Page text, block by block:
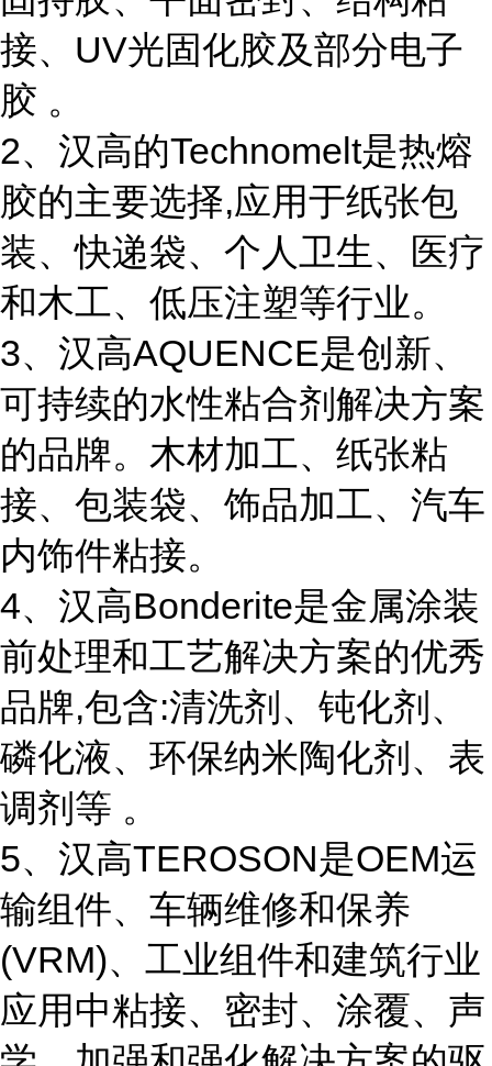
接、UV光固化胶及部分电子
胶 。
2、汉高的Technomelt是热熔
胶的主要选择,应用于纸张包
装、快递袋、个人卫生、医疗
和木工、低压注塑等行业。
3、汉高AQUENCE是创新、
可持续的水性粘合剂解决方案
的品牌。木材加工、纸张粘
接、包装袋、饰品加工、汽车
内饰件粘接。
4、汉高Bonderite是金属涂装
前处理和工艺解决方案的优秀
品牌,包含:清洗剂、钝化剂、
磷化液、环保纳米陶化剂、表
调剂等 。
5、汉高TEROSON是OEM运
输组件、车辆维修和保养
(VRM)、工业组件和建筑行业
应用中粘接、密封、涂覆、声